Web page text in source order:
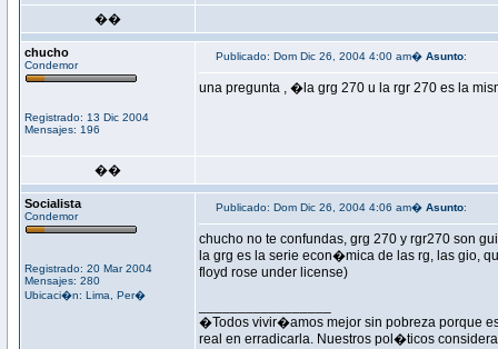
��
chucho
Condemor
Registrado: 13 Dic 2004
Mensajes: 196
Publicado: Dom Dic 26, 2004 4:00 am� Asunto:
una pregunta , �la grg 270 u la rgr 270 es la
��
Socialista
Condemor
Registrado: 20 Mar 2004
Mensajes: 280
Ubicaci�n: Lima, Per�
Publicado: Dom Dic 26, 2004 4:06 am� Asunto:
chucho no te confundas, grg 270 y rgr270 son
la grg es la serie econ�mica de las rg, las gio,
floyd rose under license)
�Todos vivir�amos mejor sin pobreza porque
real en erradicarla. Nuestros pol�ticos